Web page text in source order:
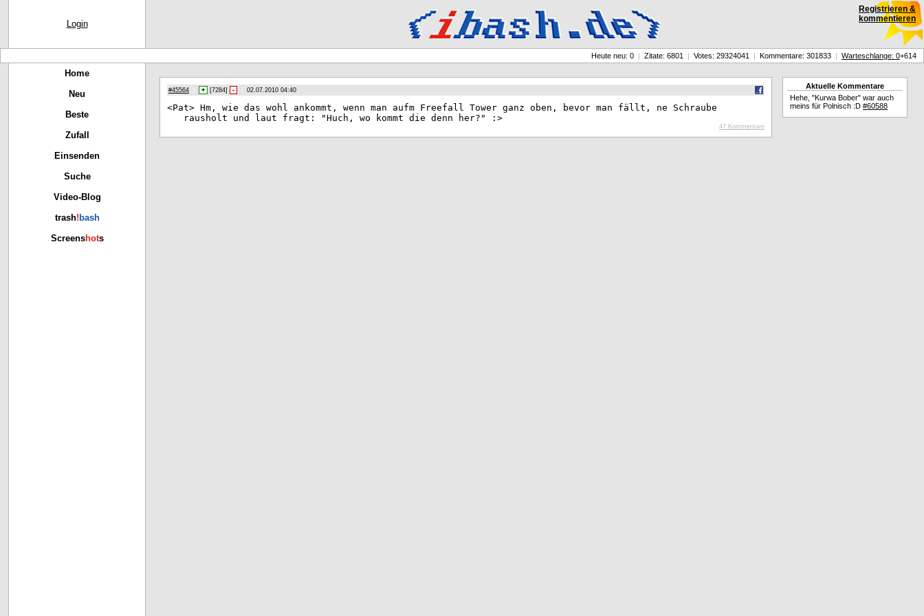
Login
Heute neu: 0 | Zitate: 6801 | Votes: 29324041 | Kommentare: 301833 | Warteschlange: 0+614
Home
Neu
Beste
Zufall
Einsenden
Suche
Video-Blog
trash! bash
Screenshots
#45564 + [7284] - 02.07.2010 04:40
<Pat> Hm, wie das wohl ankommt, wenn man aufm Freefall Tower ganz oben, bevor man fällt, ne Schraube
rausholt und laut fragt: "Huch, wo kommt die denn her?" :>
47 Kommentare
Aktuelle Kommentare
Hehe, "Kurwa Bober" war auch
meins für Polnisch :D #60588
Registrieren &
kommentieren